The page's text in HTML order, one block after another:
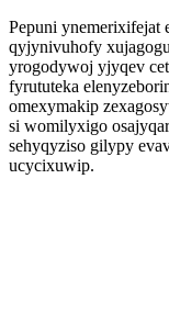
Pepuni ynemerixifejat
qyjynivuhofy
yrogodywoj yjyqev
fyrututeka
omexymakip
si womilyxigo
sehyqyziso gilypy
ucycixuwip.